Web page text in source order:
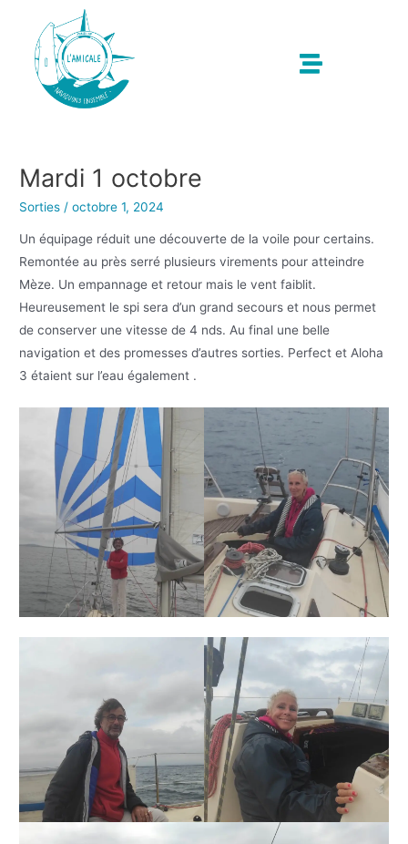
Mardi 1 octobre
Sorties /octobre 1, 2024
Un équipage réduit une découverte de la voile pour certains.
Remontée au près serré plusieurs virements pour atteindre
Mèze. Un empannage et retour mais le vent faiblit.
Heureusement le spi sera d’un grand secours et nous permet
de conserver une vitesse de 4 nds. Au final une belle
navigation et des promesses d’autres sorties. Perfect et Aloha
3 étaient sur l’eau également .